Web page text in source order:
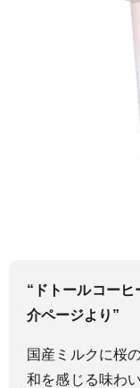
“ドトールコー
介ページより”
国産ミルクに桜
和を感じる味わ